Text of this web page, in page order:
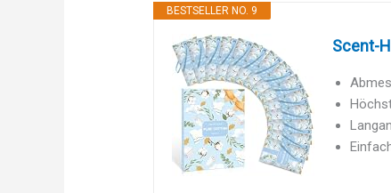
BESTSELLER NO. 9
Scent-